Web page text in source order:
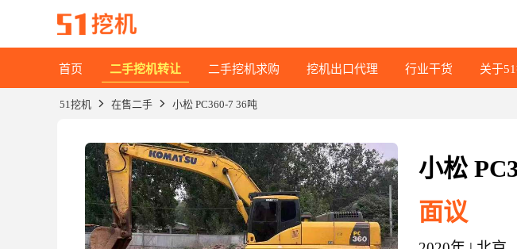
首页 二手挖机转让 二手挖机求购 挖机出口代理 行业干货 关于
51挖机 在售二手 小松 PC360-7 36吨
小松
面议